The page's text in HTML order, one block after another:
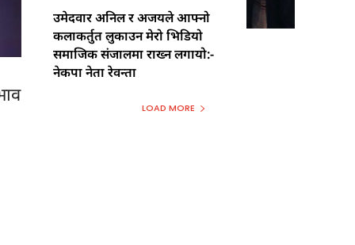
उमेदवार अनिल र अजयले आफ्नो
कलाकर्तुत लुकाउन मेरो भिडियो
समाजिक संजालमा राख्न लगायो:-
नेकपा नेता रेवन्ता
LOAD MORE